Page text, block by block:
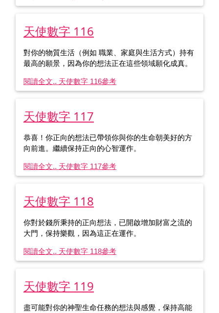
天使數字 116
對你的物質生活（例如 職業、家庭與生活方式）持有
最高的願景，因為你的想法正在這些領域願化成真。
閱讀全文.. 天使數字 116參考
天使數字 117
恭喜！你正向的想法已帶領你與你的生命朝美好的方
向前進。繼續保持正向的心智運作。
閱讀全文.. 天使數字 117參考
天使數字 118
你對於錢所秉持的正向想法，已開啟增加財富之流的
大門，保持樂觀，因為這正在運作。
閱讀全文.. 天使數字 118參考
天使數字 119
盡可能對你的神聖生命任務的想法與感覺，保持高能